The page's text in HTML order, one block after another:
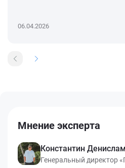
06.04.2026
Мнение эксперта
Константин
Генеральный директор